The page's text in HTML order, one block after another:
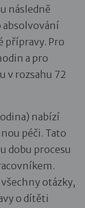
následně
absolvování
přípravy. Pro
a pro
v rozsahu 72
nabízí
péči. Tato
dobu procesu
otázky,
o dítěti